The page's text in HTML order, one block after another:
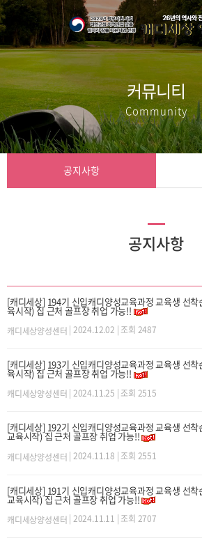
커뮤니티
Community
공지사항
공지사항
[캐디세상] 194기 신입캐디양성교육과정 교육생 선
육시작) 집 근처 골프장 취업 가능!!
캐디세상양성센터 | 2024.12.02 | 조회 2487
[캐디세상] 193기 신입캐디양성교육과정 교육생 선
육시작) 집 근처 골프장 취업 가능!!
캐디세상양성센터 | 2024.11.25 | 조회 2515
[캐디세상] 192기 신입캐디양성교육과정 교육생 선
교육시작) 집 근처 골프장 취업 가능!!
캐디세상양성센터 | 2024.11.18 | 조회 2551
[캐디세상] 191기 신입캐디양성교육과정 교육생 선
교육시작) 집 근처 골프장 취업 가능!!
캐디세상양성센터 | 2024.11.11 | 조회 2707